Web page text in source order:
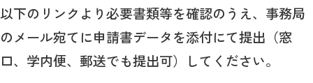
以下のリンクより必要書類等を確認のうえ、事務局
のメール宛てに申請書データを添付にて提出（窓
口、学内便、郵送でも提出可）してください。